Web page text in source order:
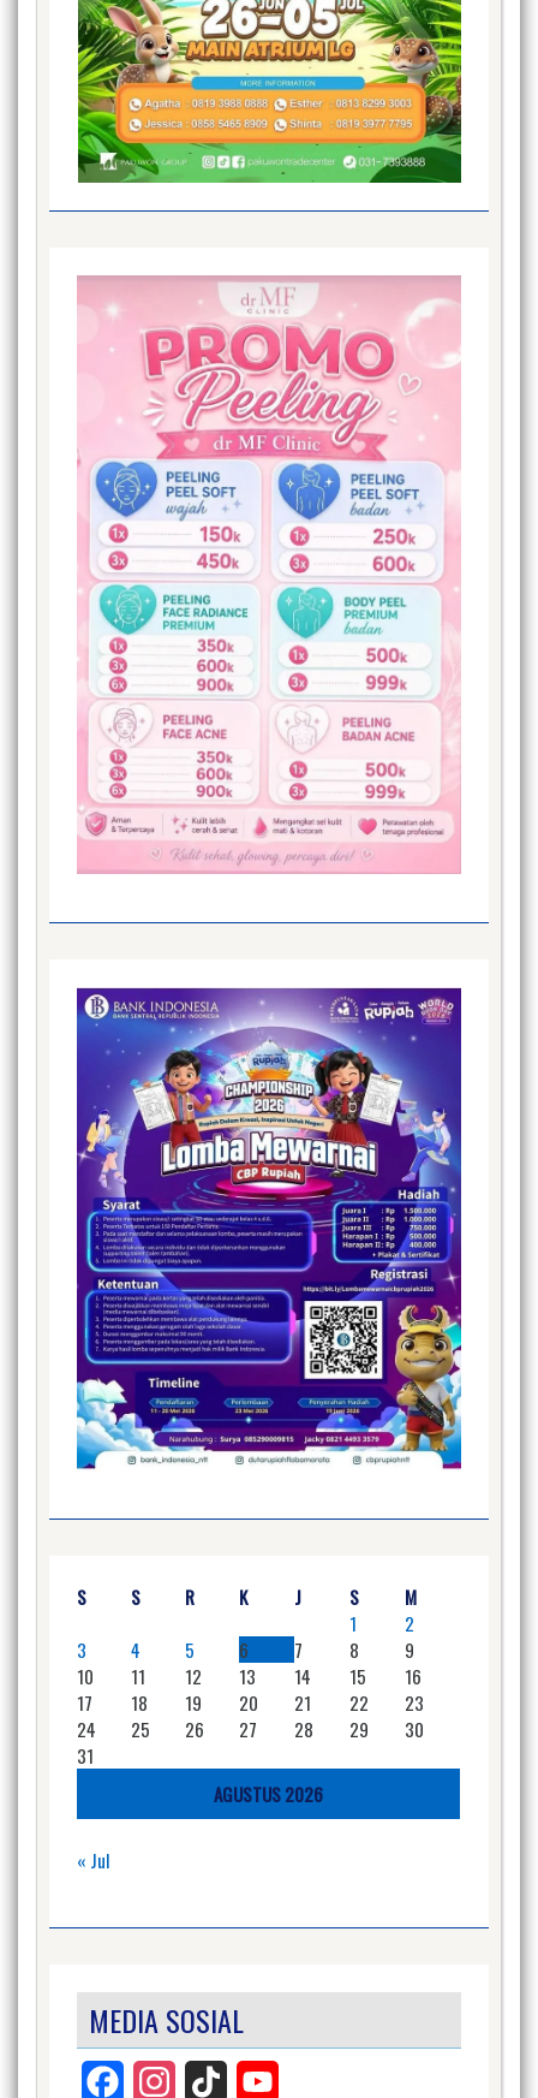
AGUSTUS 2026
S S R K J S
M
1
2
3
4 5 6 7 8
9
10
11 12 13 14 15
16
17
18 19 20 21 22
23
24
25 26 27 28 29
30
31
« Jul
MEDIA SOSIAL
Facebook InstagramTikTok